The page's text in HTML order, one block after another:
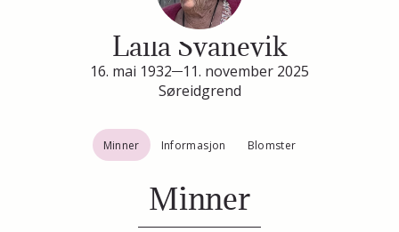
Minneside for
Laila Svanevik
16. mai 1932
11. november 2025
Søreidgrend
Minner Informasjon Blomster
Minner